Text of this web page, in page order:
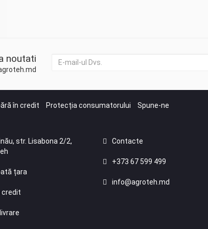
noutati
în credit Protecția consumatorului
Spune-ne
str. Lisabona 2/2,
țara
credit
Contacte
+373 67 599 499
info@agroteh.md